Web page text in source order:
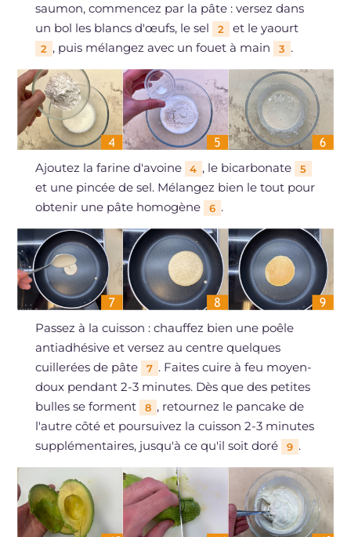
saumon, commencez par la pâte : versez dans
un bol les blancs d'œufs, le sel
2 et le yaourt
2 , puis mélangez avec un fouet à main 3 .
Ajoutez la farine d'avoine 4 , le bicarbonate 5
et une pincée de sel. Mélangez bien le tout pour
obtenir une pâte homogène
6 .
Passez à la cuisson : chauffez bien une poêle
antiadhésive et versez au centre quelques
cuillerées de pâte
7 . Faites cuire à feu moyen-
doux pendant 2-3 minutes. Dès que des petites
bulles se forment
8 , retournez le pancake de
l'autre côté et poursuivez la cuisson 2-3 minutes
supplémentaires, jusqu'à ce qu'il soit doré
9 .